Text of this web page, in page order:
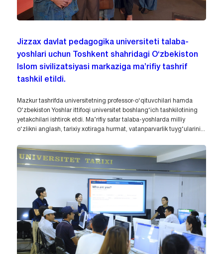
Jizzax davlat pedagogika universiteti talaba-
yoshlari uchun Toshkent shahridagi O‘zbekiston
Islom sivilizatsiyasi markaziga ma’rifiy tashrif
tashkil etildi.
Mazkur tashrifda universitetning professor-o‘qituvchilari hamda
O‘zbekiston Yoshlar ittifoqi universitet boshlang‘ich tashkilotining
yetakchilari ishtirok etdi. Ma’rifiy safar talaba-yoshlarda milliy
o‘zlikni anglash, tarixiy xotiraga hurmat, vatanparvarlik tuyg‘ularini...